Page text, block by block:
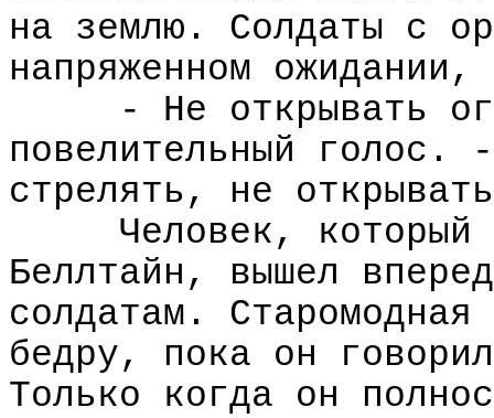
на землю. Солдаты с
напряженном
- Не открывать
повелительный голос.
стрелять, не
Человек,
Беллтайн, вышел
солдатам.
бедру, пока он
Только когда он